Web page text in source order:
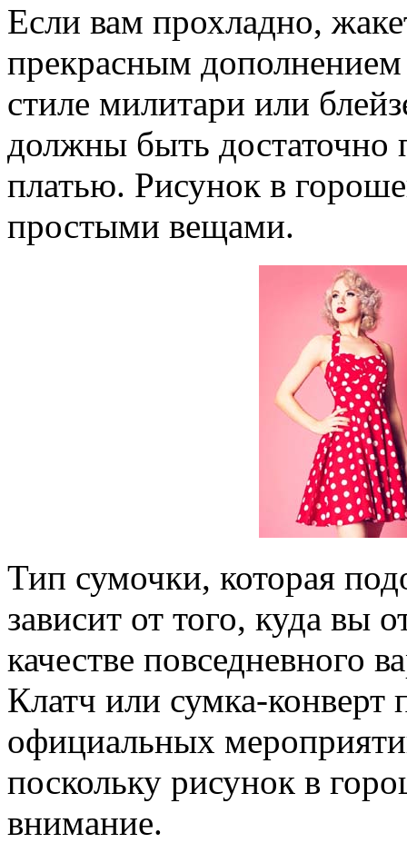
Если вам прохладно,
прекрасным
стиле милитари или
должны быть
платью. Рисунок в
простыми вещами.
Тип сумочки, которая
зависит от того, куда вы
качестве повседневного
Клатч или сумка-конверт
официальных
поскольку рисунок в
внимание.